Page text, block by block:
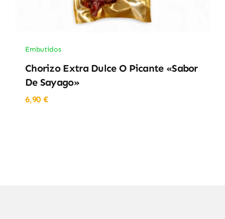
Embutidos
Chorizo Extra Dulce O Picante «Sabor
De Sayago»
6,90€